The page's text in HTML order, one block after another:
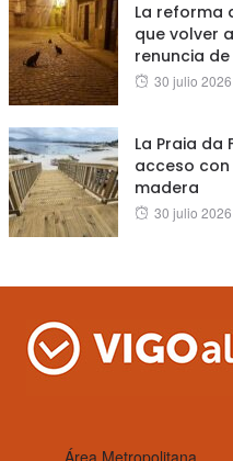
La reforma
que volver
renuncia
Posted
30 julio 2026
La Praia da
acceso
madera
Posted
30 julio 2026